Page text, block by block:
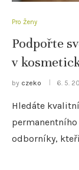
Pro Ženy
Podpořte
v
by czeko 6. 5.
Hledáte
odborníky,